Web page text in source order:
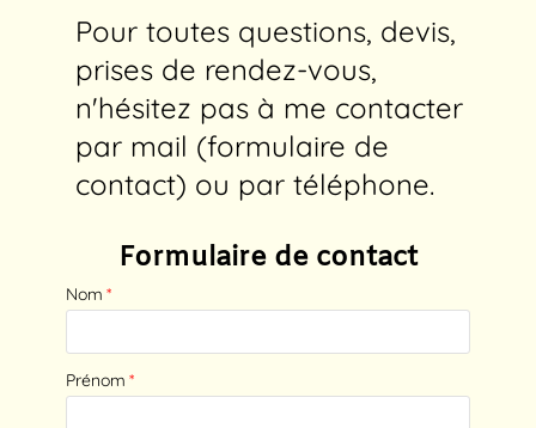
Pour toutes questions, devis,
prises de rendez-vous,
n'hésitez pas à me contacter
par mail (formulaire de
contact) ou par téléphone.
Formulaire de contact
Nom *
Prénom *